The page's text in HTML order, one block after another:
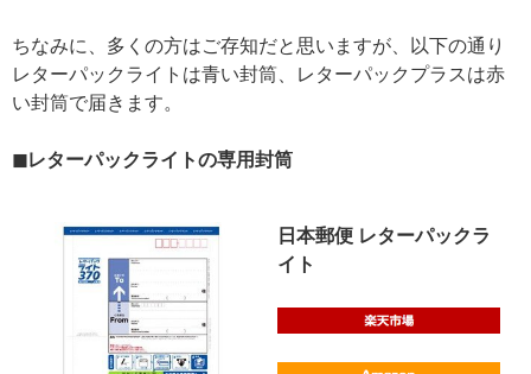
ちなみに、多くの方はご存知だと思いますが、以下の通り
レターパックライトは青い封筒、レターパックプラスは赤
い封筒で届きます。
◼︎レターパックライトの専用封筒
日本郵便 レターパックラ
イト